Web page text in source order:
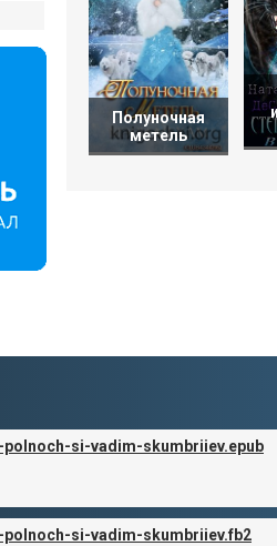
Полуночная
метель
si-vadim-skumbriiev.epub
polnoch-si-vadim-skumbriiev.fb2